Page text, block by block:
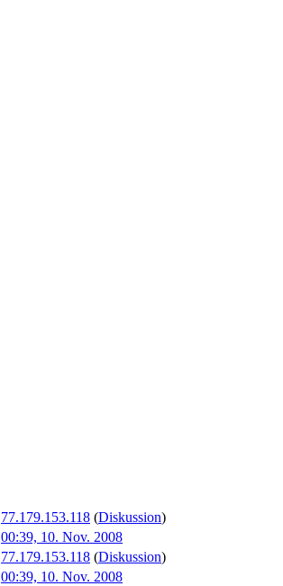
77.179.153.118 (Diskussion)
00:39, 10. Nov. 2008
77.179.153.118 (Diskussion)
00:39, 10. Nov. 2008